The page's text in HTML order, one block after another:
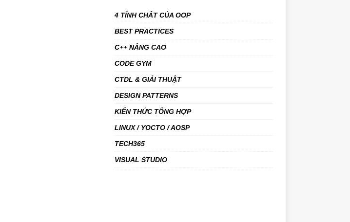
4 TÍNH CHẤT CỦA OOP
BEST PRACTICES
C++ NÂNG CAO
CODE GYM
CTDL & GIẢI THUẬT
DESIGN PATTERNS
KIẾN THỨC TỔNG HỢP
LINUX / YOCTO / AOSP
TECH365
VISUAL STUDIO